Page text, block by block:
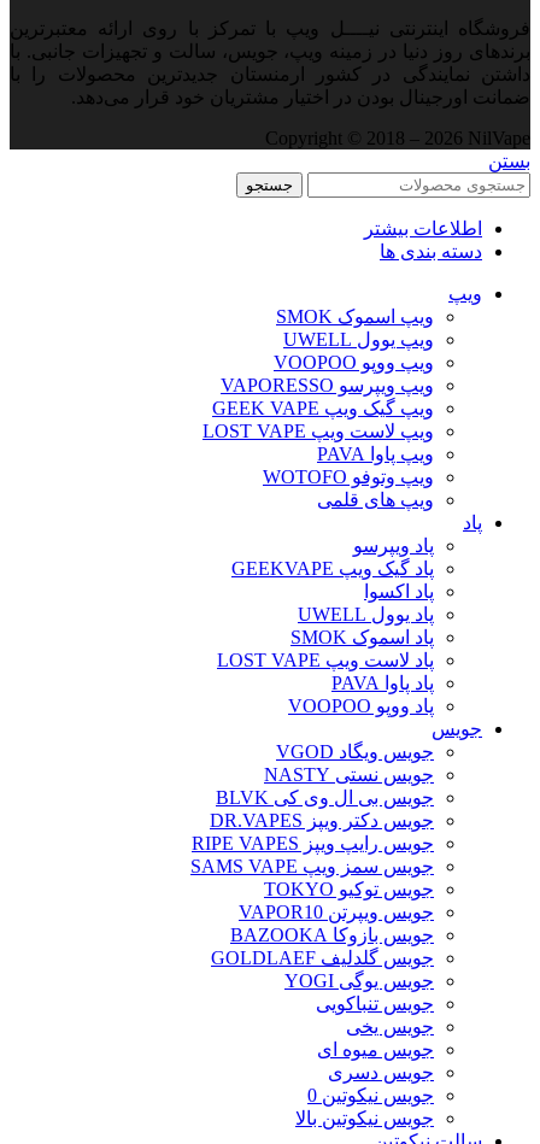
فروشگاه اینترنتی نیــــل ویپ با تمرکز با روی ارائه معتبرترین
برندهای روز دنیا در زمینه ویپ، جویس، سالت و تجهیزات جانبی. با
داشتن نمایندگی در کشور ارمنستان جدید‌ترین محصولات را با
ضمانت اورجینال بودن در اختیار مشتریان خود قرار می‌دهد.
Copyright © 2018 – 2026 NilVape
بستن
جستجو
اطلاعات بیشتر
دسته بندی ها
ویپ‌
ویپ اسموک SMOK
ویپ یوول UWELL
ویپ ووپو VOOPOO
ویپ ویپرسو VAPORESSO
ویپ گیک ویپ GEEK VAPE
ویپ لاست ویپ LOST VAPE
ویپ پاوا PAVA
ویپ وتوفو WOTOFO
ویپ های قلمی
پاد
پاد ویپرسو
پاد گیک ویپ GEEKVAPE
پاد اکسوا
پاد یوول UWELL
پاد اسموک SMOK
پاد لاست ویپ LOST VAPE
پاد پاوا PAVA
پاد ووپو VOOPOO
جویس‌
جویس ویگاد VGOD
جویس نستی NASTY
جویس بی ال وی کی BLVK
جویس دکتر ویپز DR.VAPES
جویس رایپ ویپز RIPE VAPES
جویس سمز ویپ SAMS VAPE
جویس توکیو TOKYO
جویس ویپرتن VAPOR10
جویس بازوکا BAZOOKA
جویس گلدلیف GOLDLAEF
جویس یوگی YOGI
جویس تنباکویی
جویس یخی
جویس میوه ای
جویس دسری
جویس نیکوتین 0
جویس نیکوتین بالا